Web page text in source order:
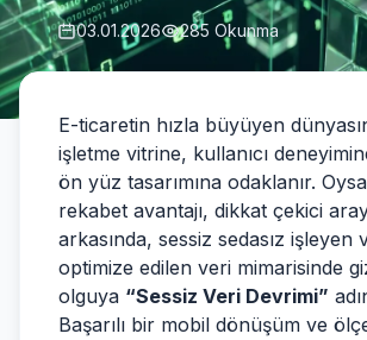
03.01.2026 285 Okunma
E-ticaretin hızla büyüyen
işletme vitrine, kullanıcı
ön yüz tasarımına odaklanır.
rekabet avantajı, dikkat çekici
arkasında, sessiz sedasız işleyen
optimize edilen veri mimarisinde
olguya “Sessiz Veri Devrimi”
Başarılı bir mobil dönüşüm ve